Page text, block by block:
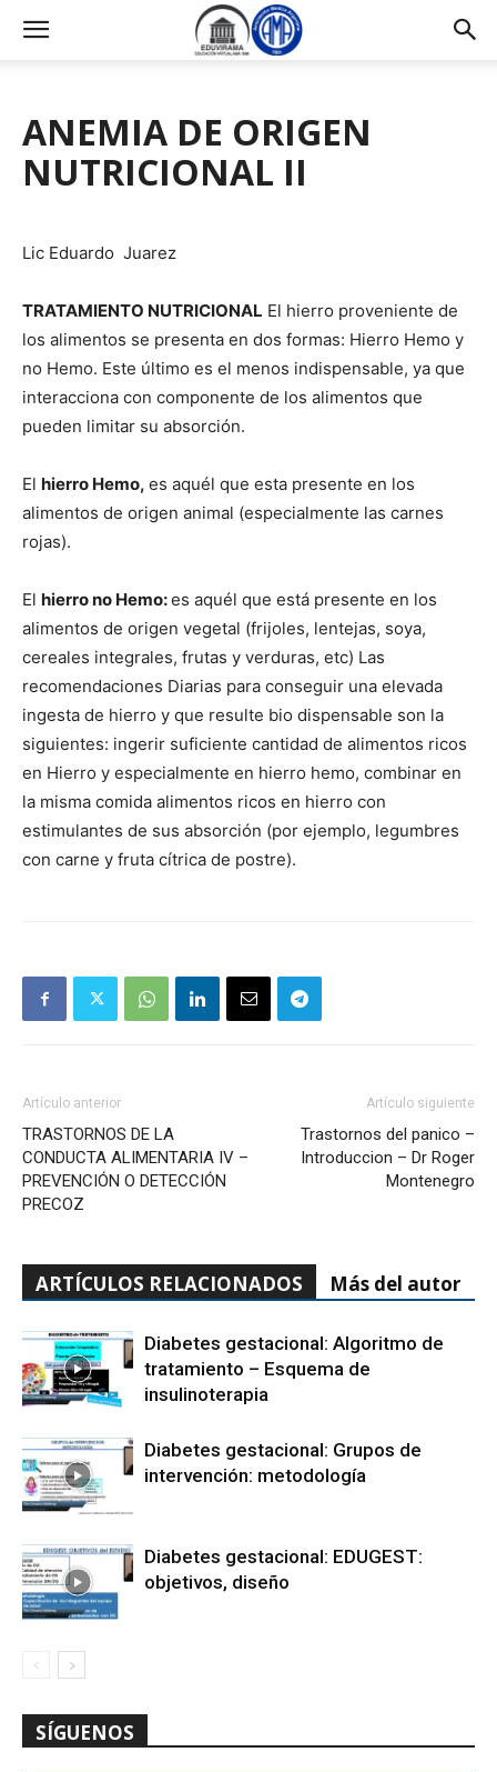
ANEMIA DE ORIGEN
NUTRICIONAL II
Lic Eduardo Juarez
TRATAMIENTO NUTRICIONAL El hierro proveniente de
los alimentos se presenta en dos formas: Hierro Hemo y
no Hemo. Este último es el menos indispensable, ya que
interacciona con componente de los alimentos que
pueden limitar su absorción.
El hierro Hemo, es aquél que esta presente en los
alimentos de origen animal (especialmente las carnes
rojas).
El hierro no Hemo:es aquél que está presente en los
alimentos de origen vegetal (frijoles, lentejas, soya,
cereales integrales, frutas y verduras, etc) Las
recomendaciones Diarias para conseguir una elevada
ingesta de hierro y que resulte bio dispensable son la
siguientes: ingerir suficiente cantidad de alimentos ricos
en Hierro y especialmente en hierro hemo, combinar en
la misma comida alimentos ricos en hierro con
estimulantes de sus absorción (por ejemplo, legumbres
con carne y fruta cítrica de postre).
Artículo anterior
TRASTORNOS DE LA
CONDUCTA ALIMENTARIA IV –
PREVENCIÓN O DETECCIÓN
PRECOZ
Artículo siguiente
Trastornos del panico –
Introduccion – Dr Roger
Montenegro
ARTÍCULOS RELACIONADOS Más del autor
Diabetes gestacional: Algoritmo de
tratamiento – Esquema de
insulinoterapia
Diabetes gestacional: Grupos de
intervención: metodología
Diabetes gestacional: EDUGEST:
objetivos, diseño
SÍGUENOS